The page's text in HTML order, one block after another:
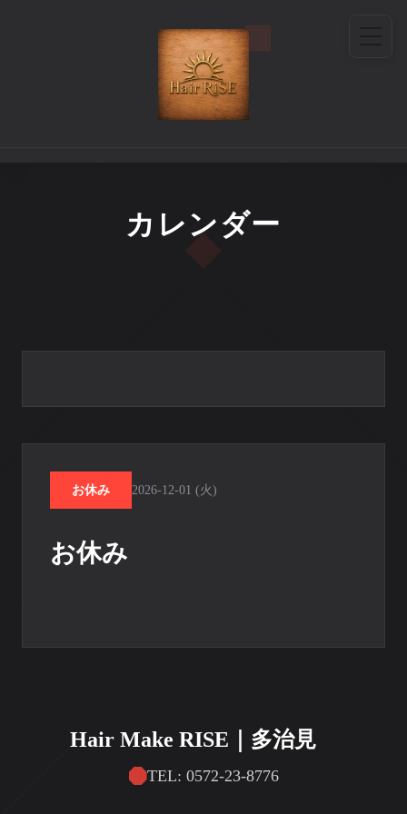
カレンダー
お休み 2026-12-01 (火)
お休み
Hair Make RISE｜多治見
TEL: 0572-23-8776